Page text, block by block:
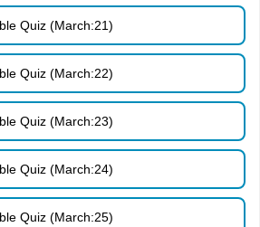
Quiz (March:21)
Quiz (March:22)
Quiz (March:23)
Quiz (March:24)
Quiz (March:25)